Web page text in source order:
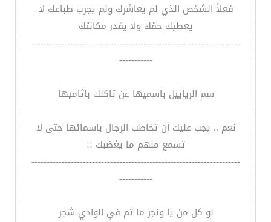
فعلاً الشخص الذي لم يعاشرك ولم يجرب طباعك لا
يعطيك حقك ولا يقدر مكانتك
---------------------------------------------------------------------
-----------
سم الرياييل باسميها عن تاكلك باثاميها
نعم .. يجب عليك أن تخاطب الرجال بأسمائها حتى لا
تسمع منهم ما يغضبك !!
---------------------------------------------------------------------
-----------
لو كل من يا ونجر ما تم في الوادي شجر